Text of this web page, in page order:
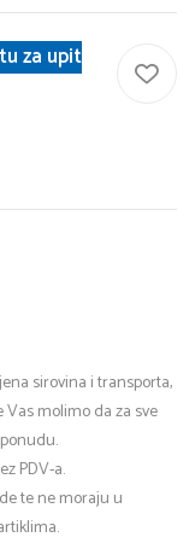
za upit
sirovina i transporta,
molimo da za sve
PDV-a.
te ne moraju u